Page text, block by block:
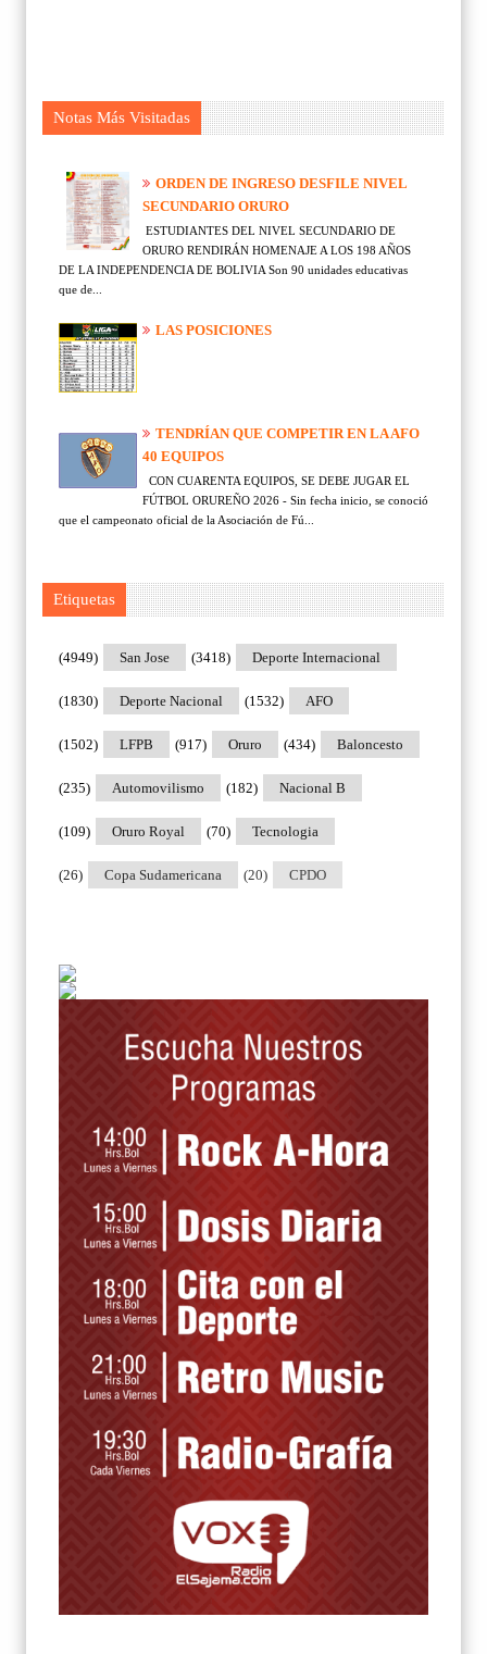
Notas Más Visitadas
ORDEN DE INGRESO DESFILE NIVEL
SECUNDARIO ORURO
ESTUDIANTES DEL NIVEL SECUNDARIO DE
ORURO RENDIRÁN HOMENAJE A LOS 198 AÑOS
DE LA INDEPENDENCIA DE BOLIVIA Son 90 unidades educativas
que de...
LAS POSICIONES
TENDRÍAN QUE COMPETIR EN LA AFO
40 EQUIPOS
CON CUARENTA EQUIPOS, SE DEBE JUGAR EL
FÚTBOL ORUREÑO 2026 - Sin fecha inicio, se conoció
que el campeonato oficial de la Asociación de Fú...
Etiquetas
San Jose
(4949) Deporte Internacional
(3418)
Deporte Nacional
(1830) AFO
(1532)
LFPB
(1502) Oruro
(917) Baloncesto
(434)
Automovilismo
(235) Nacional B
(182)
Oruro Royal
(109) Tecnologia
(70)
Copa Sudamericana
(26) CPDO
(20)